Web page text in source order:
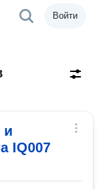
Войти
и
IQ007